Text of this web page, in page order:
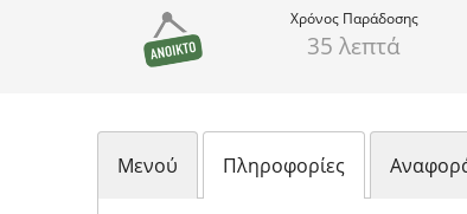
Χρόνος Παράδοσης
35 λεπτά
Μενού Πληροφορίες